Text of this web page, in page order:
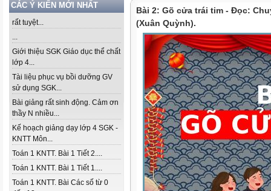
CÁC Ý KIẾN MỚI NHẤT
rất tuyệt...
...
Giới thiệu SGK Giáo dục thể chất
lớp 4...
Tài liệu phục vụ bồi dưỡng GV
sử dụng SGK...
Bài giảng rất sinh động. Cảm ơn
thầy N nhiều...
Kế hoạch giảng dạy lớp 4 SGK -
KNTT Môn...
Toán 1 KNTT. Bài 1 Tiết 2....
Toán 1 KNTT. Bài 1 Tiết 1....
Toán 1 KNTT. Bài Các số từ 0
Bài 2: Gõ cửa trái tim - Đọc:
(Xuân Quỳnh).